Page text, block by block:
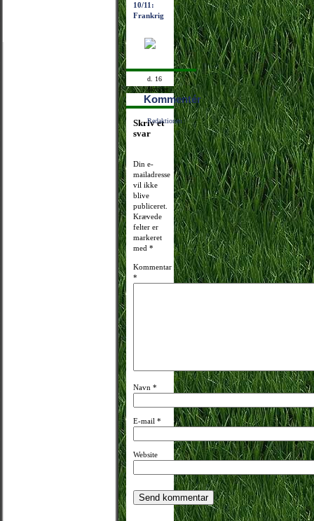
10/11:
Frankrig
d. 16
oktober
2010
17:00:29
Redaktionen
Kommentér
Skriv et
svar
Din e-
mailadresse
vil ikke
blive
publiceret.
Krævede
felter er
markeret
med *
Kommentar
*
Navn *
E-mail *
Website